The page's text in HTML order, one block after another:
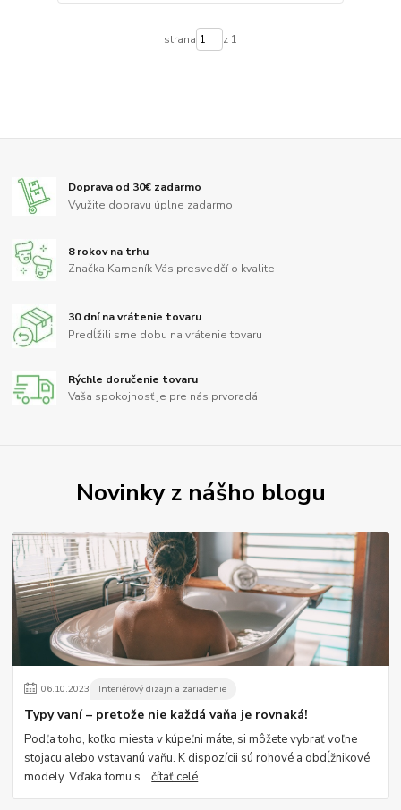
strana z 1
Doprava od 30€ zadarmo
Využite dopravu úplne zadarmo
8 rokov na trhu
Značka Kameník Vás presvedčí o kvalite
30 dní na vrátenie tovaru
Predĺžili sme dobu na vrátenie tovaru
Rýchle doručenie tovaru
Vaša spokojnosť je pre nás prvoradá
Novinky z nášho blogu
06.10.2023 Interiérový dizajn a zariadenie
Typy vaní – pretože nie každá vaňa je rovnaká!
Podľa toho, koľko miesta v kúpeľni máte, si môžete vybrať voľne
stojacu alebo vstavanú vaňu. K dispozícii sú rohové a obdĺžnikové
modely. Vďaka tomu s...čítať celé